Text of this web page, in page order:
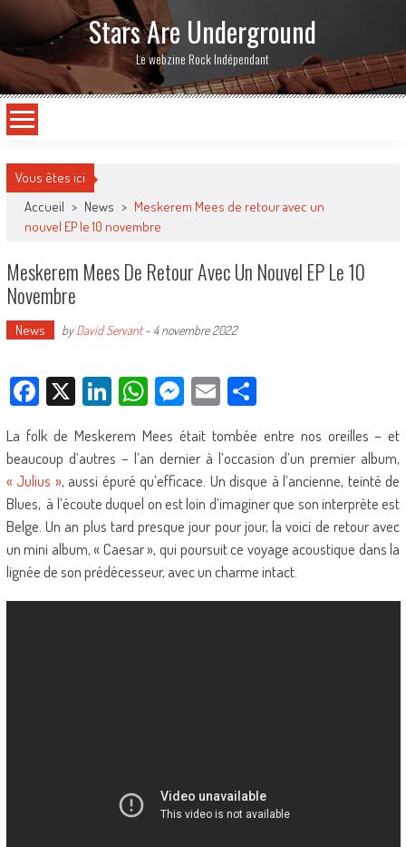
Stars Are Underground
Le webzine Rock Indépendant
Vous êtes ici
Accueil > News > Meskerem Mees de retour avec un
nouvel EP le 10 novembre
Meskerem Mees De Retour Avec Un Nouvel EP Le 10
Novembre
News byDavid Servant- 4 novembre 2022
Facebook
X LinkedIn
WhatsApp
Messenger
EmailPartager
La folk de Meskerem Mees était tombée entre nos oreilles – et
beaucoup d’autres – l’an dernier à l’occasion d’un premier album,
« Julius », aussi épuré qu’efficace. Un disque à l’ancienne, teinté de
Blues, à l’écoute duquel on est loin d’imaginer que son interprète est
Belge. Un an plus tard presque jour pour jour, la voici de retour avec
un mini album, « Caesar », qui poursuit ce voyage acoustique dans la
lignée de son prédécesseur, avec un charme intact.